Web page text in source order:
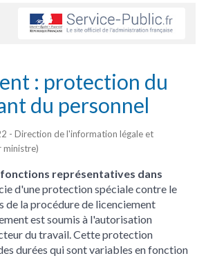
: protection du
du personnel
- Direction de l'information légale et
ministre)
fonctions représentatives dans
d'une protection spéciale contre le
de la procédure de licenciement
est soumis à l'autorisation
du travail. Cette protection
durées qui sont variables en fonction